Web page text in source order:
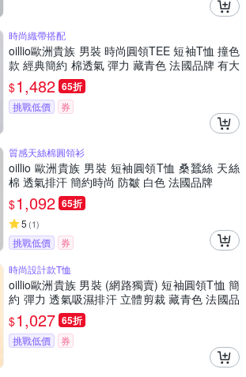
時尚織帶搭配
oillio歐洲貴族 男裝 時尚圓領TEE 短袖T恤 撞色
款 經典簡約 棉透氣 彈力 藏青色 法國品牌 有大
尺碼
$1,482 65折
挑戰低價 券
質感天絲棉圓領衫
oillio 歐洲貴族 男裝 短袖圓領T恤 桑蠶絲 天絲
棉 透氣排汗 簡約時尚 防皺 白色 法國品牌
$1,092 65折
5 (1)
挑戰低價
券
時尚設計款T恤
oillio歐洲貴族 男裝 (網路獨賣) 短袖圓領T恤 簡
約 彈力 透氣吸濕排汗 立體剪裁 藏青色 法國品
牌
$1,027 65折
挑戰低價 券